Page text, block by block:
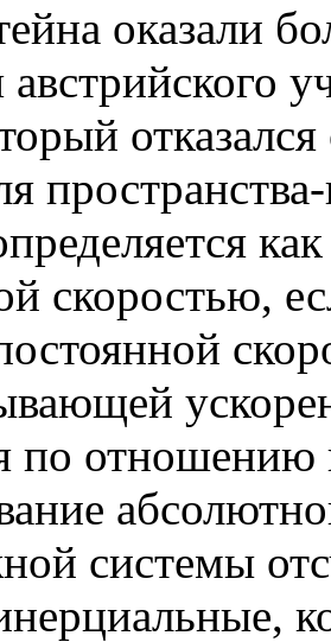
оказали
австрийского
скоростью,
по отношению
системы